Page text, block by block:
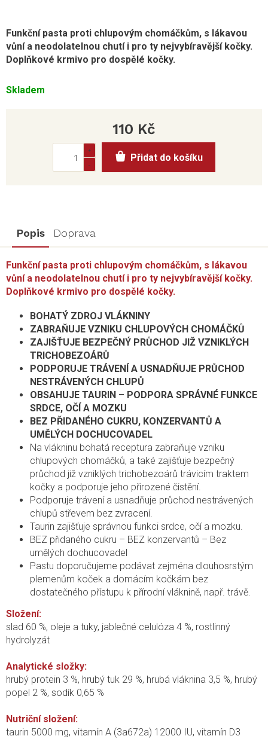
Skladem
Funkční pasta proti chlupovým chomáčkům, s lákavou
vůní a neodolatelnou chutí i pro ty nejvybíravější kočky.
Doplňkové krmivo pro dospělé kočky.
110 Kč
cena:
Přidat do košíku
Popis Doprava
Funkční pasta proti chlupovým chomáčkům, s lákavou
vůní a neodolatelnou chutí i pro ty nejvybíravější kočky.
Doplňkové krmivo pro dospělé kočky.
BOHATÝ ZDROJ VLÁKNINY
ZABRAŇUJE VZNIKU CHLUPOVÝCH CHOMÁČKŮ
ZAJIŠŤUJE BEZPEČNÝ PRŮCHOD JIŽ VZNIKLÝCH
TRICHOBEZOÁRŮ
PODPORUJE TRÁVENÍ A USNADŇUJE PRŮCHOD
NESTRÁVENÝCH CHLUPŮ
OBSAHUJE TAURIN – PODPORA SPRÁVNÉ FUNKCE
SRDCE, OČÍ A MOZKU
BEZ PŘIDANÉHO CUKRU, KONZERVANTŮ A
UMĚLÝCH DOCHUCOVADEL
Na vlákninu bohatá receptura zabraňuje vzniku
chlupových chomáčků, a také zajišťuje bezpečný
průchod již vzniklých trichobezoárů trávicím traktem
kočky a podporuje jeho přirozené čistění.
Podporuje trávení a usnadňuje průchod nestrávených
chlupů střevem bez zvracení.
Taurin zajišťuje správnou funkci srdce, očí a mozku.
BEZ přidaného cukru – BEZ konzervantů – Bez
umělých dochucovadel
Pastu doporučujeme podávat zejména dlouhosrstým
plemenům koček a domácím kočkám bez
dostatečného přístupu k přírodní vláknině, např. trávě.
Složení:
slad 60 %, oleje a tuky, jablečné celulóza 4 %, rostlinný
hydrolyzát
Analytické složky:
hrubý protein 3 %, hrubý tuk 29 %, hrubá vláknina 3,5 %, hrubý
popel 2 %, sodík 0,65 %
Nutriční složení:
taurin 5000 mg, vitamín A (3a672a) 12000 IU, vitamín D3